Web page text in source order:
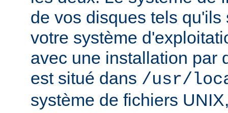
de vos disques tels qu'ils
votre système
avec une installation par
est situé dans /usr/
système de fichiers